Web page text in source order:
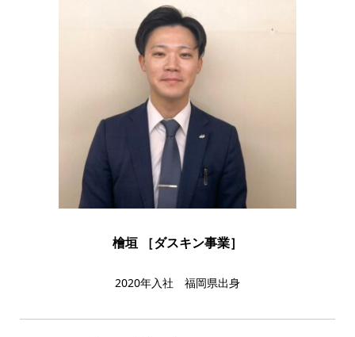
檜垣 ［ダスキン事業］
2020年入社 福岡県出身